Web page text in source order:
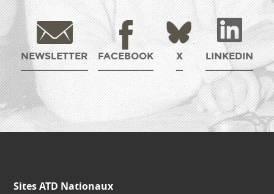
NEWSLETTER FACEBOOK X LINKEDIN
Sites ATD Nationaux